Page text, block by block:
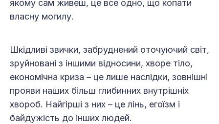
якому сам живеш, це все одно, що копати
власну могилу.
Шкідливі звички, забруднений оточуючий світ,
зруйновані з іншими відносини, хворе тіло,
економічна криза – це лише наслідки, зовнішні
прояви наших більш глибинних внутрішніх
хвороб. Найгірші з них – це лінь, егоїзм і
байдужість до інших людей.